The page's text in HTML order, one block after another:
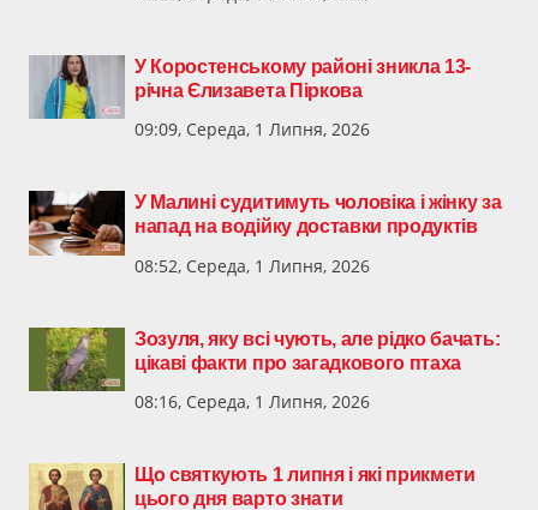
У Коростенському районі зникла 13-
річна Єлизавета Піркова
09:09, Середа, 1 Липня, 2026
У Малині судитимуть чоловіка і жінку за
напад на водійку доставки продуктів
08:52, Середа, 1 Липня, 2026
Зозуля, яку всі чують, але рідко бачать:
цікаві факти про загадкового птаха
08:16, Середа, 1 Липня, 2026
Що святкують 1 липня і які прикмети
цього дня варто знати